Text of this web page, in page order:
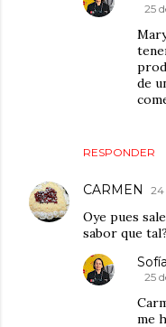
RESPONDER
25
de
CARMEN 24
Oye pues
sabor que
25
me